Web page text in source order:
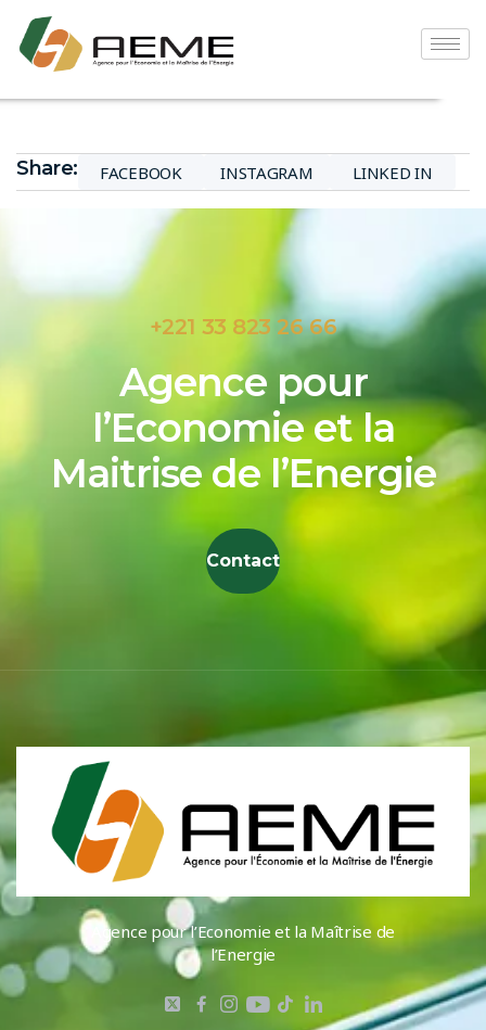
Share: FACEBOOK INSTAGRAM LINKED IN
+221 33 823 26 66
Agence pour
l’Economie et la
Maitrise de l’Energie
Contact
Agence pour l’Economie et la Maîtrise de
l’Energie